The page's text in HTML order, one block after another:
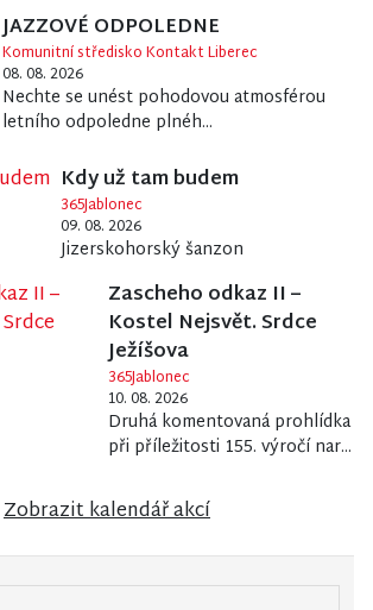
JAZZOVÉ ODPOLEDNE
Komunitní středisko Kontakt Liberec
08. 08. 2026
Nechte se unést pohodovou atmosférou
letního odpoledne plnéh...
Kdy už tam budem
365Jablonec
09. 08. 2026
Jizerskohorský šanzon
Zascheho odkaz II –
Kostel Nejsvět. Srdce
Ježíšova
365Jablonec
10. 08. 2026
Druhá komentovaná prohlídka
při příležitosti 155. výročí nar...
Zobrazit kalendář akcí